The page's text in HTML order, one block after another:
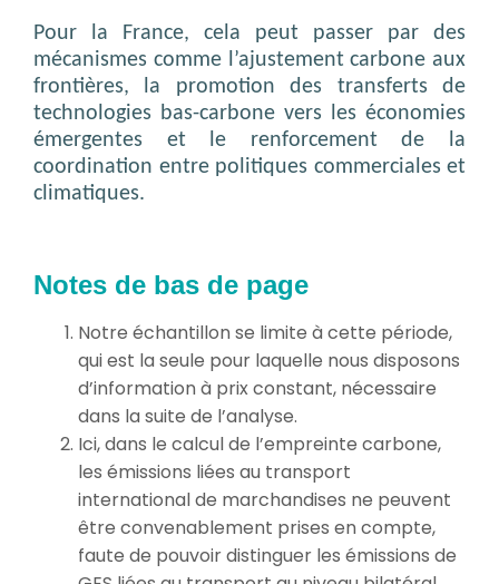
Pour la France, cela peut passer par des
mécanismes comme l’ajustement carbone aux
frontières, la promotion des transferts de
technologies bas-carbone vers les économies
émergentes et le renforcement de la
coordination entre politiques commerciales et
climatiques.
Notes de bas de page
Notre échantillon se limite à cette période,
qui est la seule pour laquelle nous disposons
d’information à prix constant, nécessaire
dans la suite de l’analyse.
Ici, dans le calcul de l’empreinte carbone,
les émissions liées au transport
international de marchandises ne peuvent
être convenablement prises en compte,
faute de pouvoir distinguer les émissions de